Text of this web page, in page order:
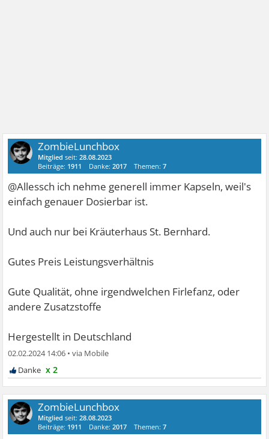
ZombieLunchbox
Mitglied seit:28.08.2023
Beiträge: 1911 Danke:2017 Themen:7
@Allessch ich nehme generell immer Kapseln, weil's
einfach genauer Dosierbar ist.
Und auch nur bei Kräuterhaus St. Bernhard.
Gutes Preis Leistungsverhältnis
Gute Qualität, ohne irgendwelchen Firlefanz, oder
andere Zusatzstoffe
Hergestellt in Deutschland
02.02.2024 14:06 •
x 2
ZombieLunchbox
Mitglied seit:28.08.2023
Beiträge: 1911 Danke:2017 Themen:7